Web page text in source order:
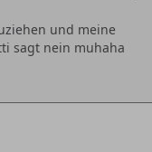
und meine
sagt nein muhaha